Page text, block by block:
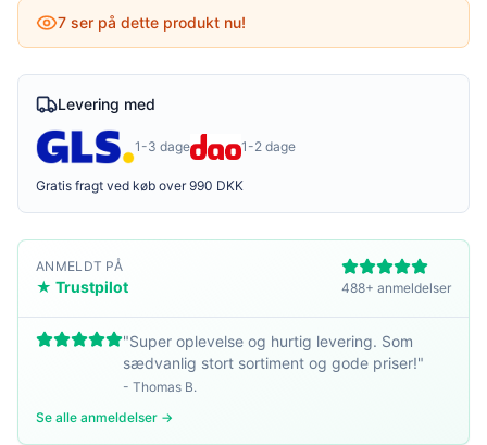
7 ser på dette produkt nu!
Levering med
1-3 dage 1-2 dage
Gratis fragt ved køb over 990 DKK
ANMELDT PÅ
★ Trustpilot 488+ anmeldelser
"Super oplevelse og hurtig levering. Som
sædvanlig stort sortiment og gode priser!"
- Thomas B.
Se alle anmeldelser →